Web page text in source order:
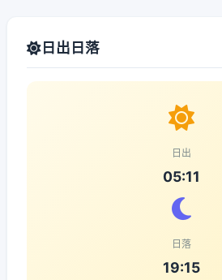
日出日落
日出
05:11
日落
19:15